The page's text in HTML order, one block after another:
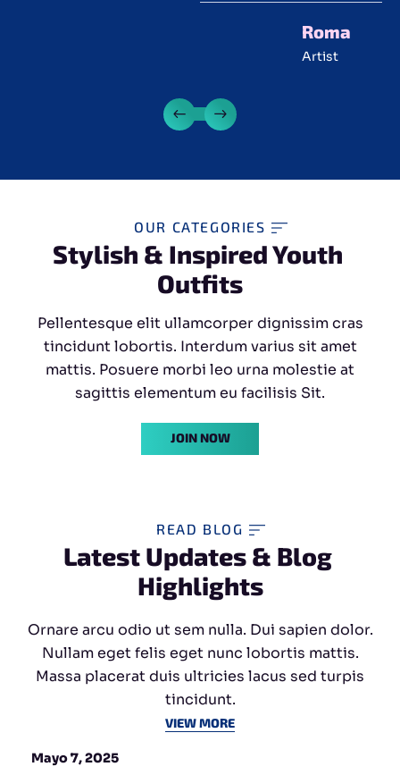
Roma
Artist
Carolina
Gabriella
Manager
Victor Sam
Actor
OUR CATEGORIES
Stylish & Inspired Youth
Outfits
Pellentesque elit ullamcorper dignissim cras
tincidunt lobortis. Interdum varius sit amet
mattis. Posuere morbi leo urna molestie at
sagittis elementum eu facilisis Sit.
JOIN NOW
READ BLOG
Latest Updates & Blog
Highlights
Ornare arcu odio ut sem nulla. Dui sapien dolor.
Nullam eget felis eget nunc lobortis mattis.
Massa placerat duis ultricies lacus sed turpis
tincidunt.
VIEW MORE
Mayo 7, 2025